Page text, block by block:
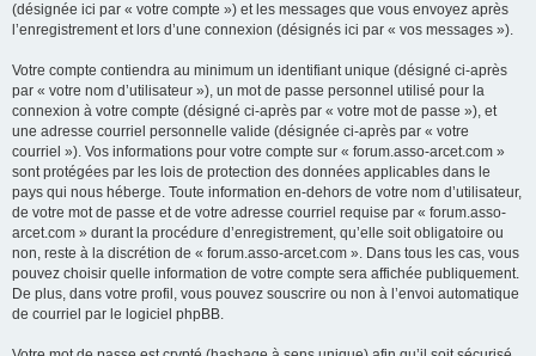
(désignée ici par « votre compte ») et les messages que vous envoyez après
l’enregistrement et lors d’une connexion (désignés ici par « vos messages »).
Votre compte contiendra au minimum un identifiant unique (désigné ci-après
par « votre nom d’utilisateur »), un mot de passe personnel utilisé pour la
connexion à votre compte (désigné ci-après par « votre mot de passe »), et
une adresse courriel personnelle valide (désignée ci-après par « votre
courriel »). Vos informations pour votre compte sur « forum.asso-arcet.com »
sont protégées par les lois de protection des données applicables dans le
pays qui nous héberge. Toute information en-dehors de votre nom d’utilisateur,
de votre mot de passe et de votre adresse courriel requise par « forum.asso-
arcet.com » durant la procédure d’enregistrement, qu’elle soit obligatoire ou
non, reste à la discrétion de « forum.asso-arcet.com ». Dans tous les cas, vous
pouvez choisir quelle information de votre compte sera affichée publiquement.
De plus, dans votre profil, vous pouvez souscrire ou non à l’envoi automatique
de courriel par le logiciel phpBB.